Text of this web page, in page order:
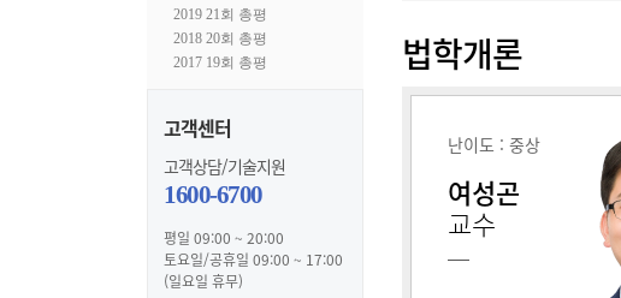
2019 21회 총평
2018 20회 총평
2017 19회 총평
고객센터
고객상담/기술지원
1600-6700
평일 09:00 ~ 20:00
토요일/공휴일 09:00 ~ 17:00
(일요일 휴무)
법학개론
난이도 : 중상
여성곤
교수